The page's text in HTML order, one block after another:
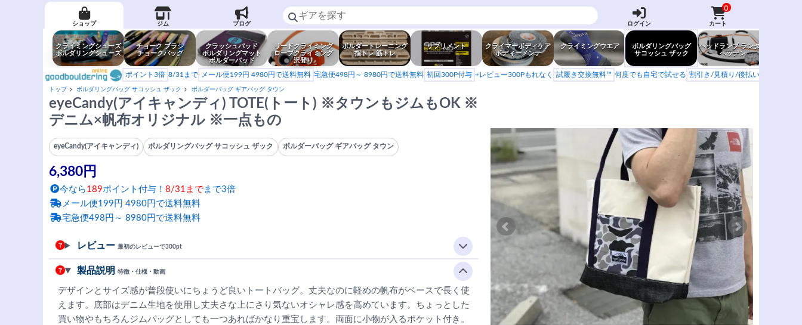
ショップ ジム ブログ ログイン
0
カート
クライミングシューズ
ボルダリングシューズ
チョーク ブラシ
チョークバッグ
クラッシュパッド
ボルダリングマット
ボルダーパッド
リードクライミング
ロープクライミング
沢登り
ボルダートレーニング
指トレ 筋トレ
サプリメント
クライマーボディケア
ボディーメンテ
クライミングウエア
ボルダリングバッグ
サコッシュ ザック
ヘッドランプ ランタン
ヘッデン
ポイント3倍 8/31まで メール便199円 4980円で送料無料 宅急便498円～ 8980円で送料無料 初回300P付与 +レビュー300Pもれなく 試履き交換無料™ 何度でも自宅で試せる 割引き/見積り/後払い
トップ ボルダリングバッグ サコッシュ ザック ボルダーバッグ ギアバッグ タウン
eyeCandy(アイキャンディ) TOTE(トート) ※タウンもジムもOK ※
デニム×帆布オリジナル ※一点もの
eyeCandy(アイキャンディ) ボルダリングバッグ サコッシュ ザック ボルダーバッグ ギアバッグ タウン
6,380円
今なら 189ポイント付与！ 8/31まで まで3倍
メール便199円 4980円で送料無料
宅急便498円～ 8980円で送料無料
レビュー 最初のレビューで300pt
製品説明 特徴・仕様・動画
デザインとサイズ感が普段使いにちょうど良いトートバッグ。丈夫なのに軽めの帆布がベースで長く使
えます。底部はデニム生地を使用し丈夫さな上にさり気ないオシャレ感を高めています。ちょっとした
買い物やもちろんジムバッグとしても一つあればかなり重宝します。両面に小物が入るポケット付き。